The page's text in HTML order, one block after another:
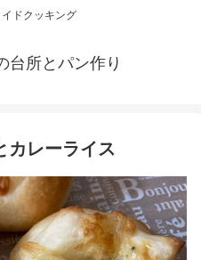
ドクッキング
台所とパン作り
カレーライス